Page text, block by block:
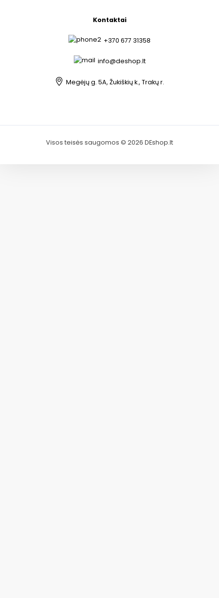
Kontaktai
+370 677 31358
info@deshop.lt
Megėjų g. 5A, Žukiškių k., Trakų r.
Visos teisės saugomos © 2026 DEshop.lt